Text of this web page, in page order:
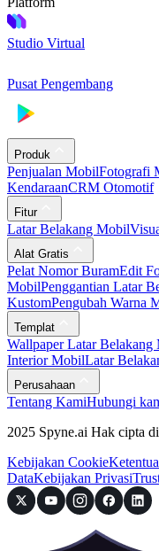
Studio Virtual
Pusat Pengembang
Produk
Penjualan MobilFotografi
KendaraanCRM Otomotif
Fitur
Latar Belakang Mobil
Alat Gratis
Pelat Nomor BuramEdit
MobilPenggantian Latar
KustomPengubah Warna
Templat
Wallpaper Latar Belakang
Interior MobilLatar
Perusahaan
Tentang KamiHubungi
2025 Spyne.ai Hak cipta
Kebijakan Cookie
DataKebijakan Privasi